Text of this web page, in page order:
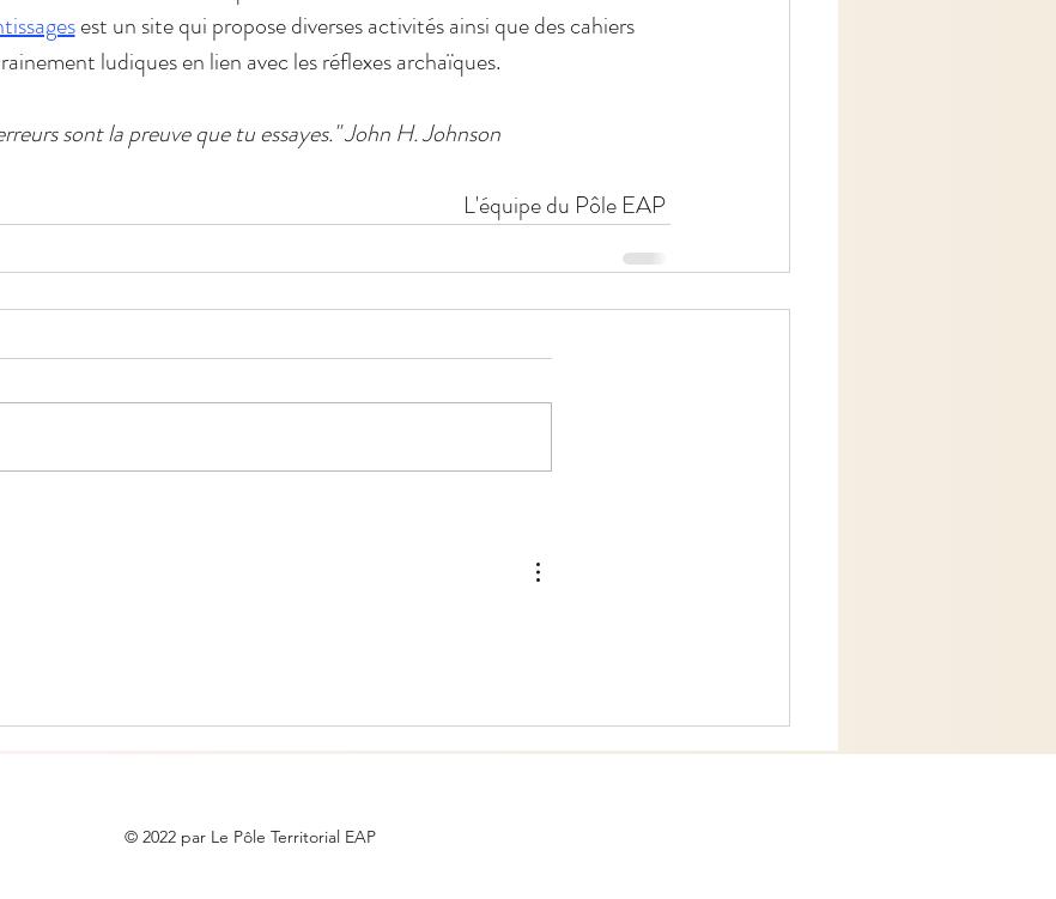
est un site qui propose diverses activités ainsi que des cahiers
ludiques en lien avec les réflexes archaïques.
sont la preuve que tu essayes." John H. Johnson
L'équipe du Pôle EAP
© 2022 par Le Pôle Territorial EAP